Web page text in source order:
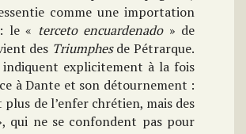
comme une importation
le « terceto encuardenado» de
des Triumphesde Pétrarque.
explicitement à la fois
à Dante et son détournement :
plus de l’enfer chrétien, mais des
qui ne se confondent pas pour